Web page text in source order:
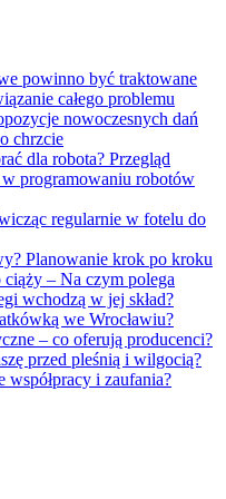
powinno być traktowane
całego problemu
nowoczesnych dań
chrzcie
dla robota? Przegląd
programowaniu robotów
regularnie w fotelu do
Planowanie krok po kroku
– Na czym polega
wchodzą w jej skład?
we Wrocławiu?
– co oferują producenci?
przed pleśnią i wilgocią?
i zaufania?